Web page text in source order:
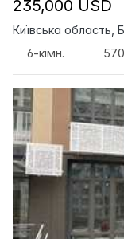
235,000 USD
Київська область,
6-кімн.